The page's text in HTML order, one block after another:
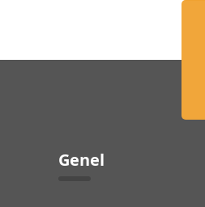
Genel